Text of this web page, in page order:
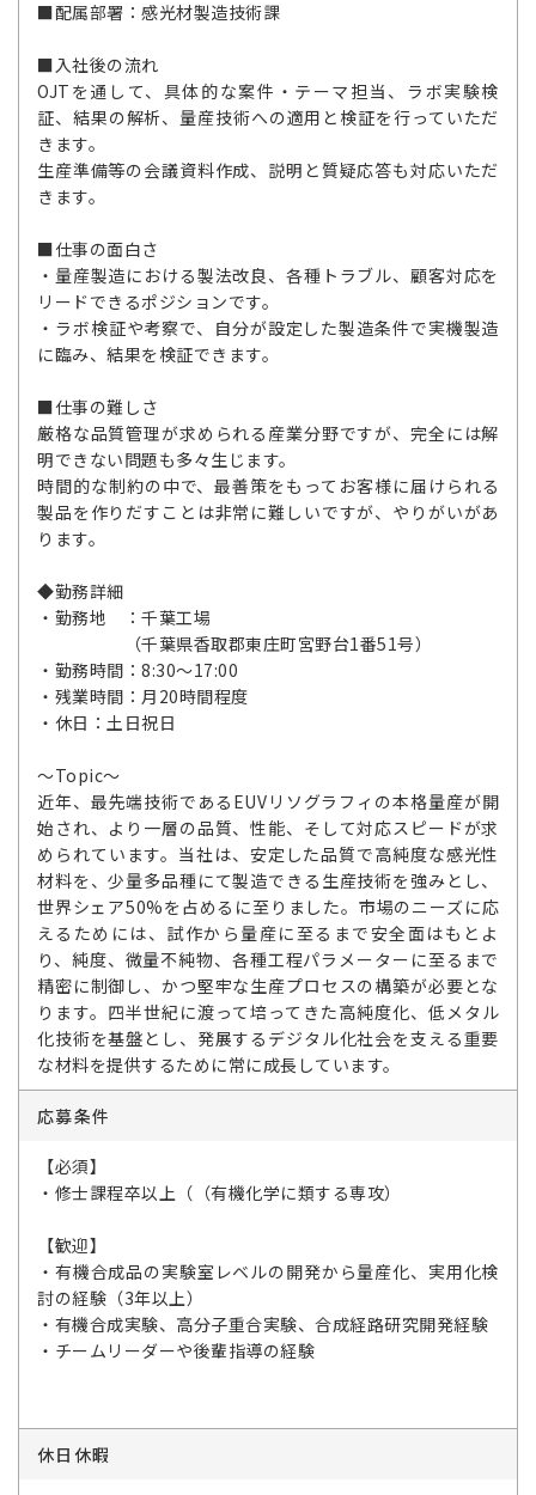
■配属部署：感光材製造技術課
■入社後の流れ
OJTを通して、具体的な案件・テーマ担当、ラボ実験検
証、結果の解析、量産技術への適用と検証を行っていただ
きます。
生産準備等の会議資料作成、説明と質疑応答も対応いただ
きます。
■仕事の面白さ
・量産製造における製法改良、各種トラブル、顧客対応を
リードできるポジションです。
・ラボ検証や考察で、自分が設定した製造条件で実機製造
に臨み、結果を検証できます。
■仕事の難しさ
厳格な品質管理が求められる産業分野ですが、完全には解
明できない問題も多々生じます。
時間的な制約の中で、最善策をもってお客様に届けられる
製品を作りだすことは非常に難しいですが、やりがいがあ
ります。
◆勤務詳細
・勤務地 ：千葉工場
（千葉県香取郡東庄町宮野台1番51号）
・勤務時間：8:30～17:00
・残業時間：月20時間程度
・休日：土日祝日
～Topic～
近年、最先端技術であるEUVリソグラフィの本格量産が開
始され、より一層の品質、性能、そして対応スピードが求
められています。当社は、安定した品質で高純度な感光性
材料を、少量多品種にて製造できる生産技術を強みとし、
世界シェア50%を占めるに至りました。市場のニーズに応
えるためには、試作から量産に至るまで安全面はもとよ
り、純度、微量不純物、各種工程パラメーターに至るまで
精密に制御し、かつ堅牢な生産プロセスの構築が必要とな
ります。四半世紀に渡って培ってきた高純度化、低メタル
化技術を基盤とし、発展するデジタル化社会を支える重要
な材料を提供するために常に成長しています。
応募条件
【必須】
・修士課程卒以上（（有機化学に類する専攻）
【歓迎】
・有機合成品の実験室レベルの開発から量産化、実用化検
討の経験（3年以上）
・有機合成実験、高分子重合実験、合成経路研究開発経験
・チームリーダーや後輩指導の経験
休日休暇